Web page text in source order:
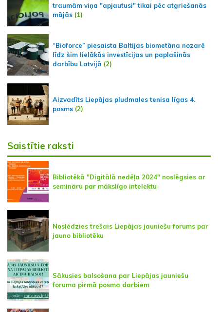
traumām viņa "apjautusi" tikai pēc atgriešanās
mājās (1)
“Bioforce” piesaista Baltijas biometāna nozarē
līdz šim lielākās investīcijas un paplašinās
darbību Latvijā (2)
Aizvadīts Liepājas pludmales tenisa līgas 4.
posms (2)
Saistītie raksti
Bibliotēkā "Digitālā nedēļa 2024" noslēgsies ar
semināru par mākslīgo intelektu
Noslēdzies trešais Liepājas jauniešu forums par
jauno bibliotēku
Sākusies balsošana par Liepājas jauniešu
foruma pirmā posma darbiem